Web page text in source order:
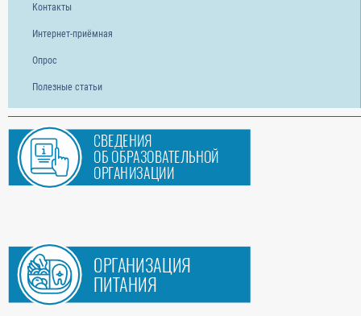
Контакты
Интернет-приёмная
Опрос
Полезные статьи